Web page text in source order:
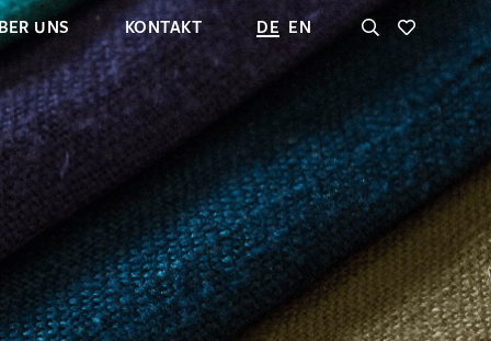
UNS KONTAKT DE EN